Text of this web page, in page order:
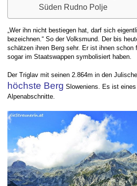
Süden Rudno Polje
„Wer ihn nicht bestiegen hat, darf sich
bezeichnen.“ So der Volksmund. Der bis
schätzen ihren Berg sehr. Er ist ihnen
sogar im Staatswappen symbolisiert haben.
Der Triglav mit seinen 2.864m in den
höchste Berg Sloweniens. Es ist
Alpenabschnitte.